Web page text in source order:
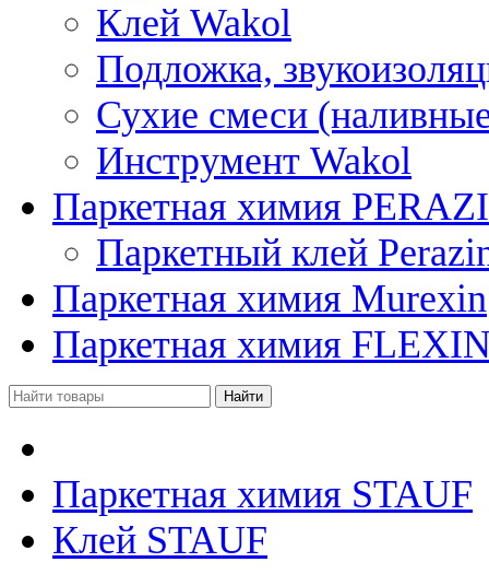
Клей Wakol
Подложка,
Сухие смеси
Инструмент Wakol
Паркетная химия
Паркетный клей
Паркетная химия Murexin
Паркетная химия
Паркетная химия STAUF
Клей STAUF